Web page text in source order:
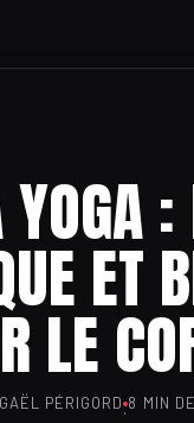
ET
LE
PÉRIGORD·8 MIN